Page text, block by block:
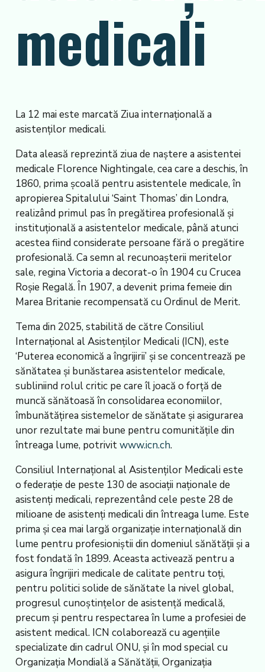
medicali
La 12 mai este marcată Ziua internațională a
asistenților medicali.
Data aleasă reprezintă ziua de naștere a asistentei
medicale Florence Nightingale, cea care a deschis, în
1860, prima școală pentru asistentele medicale, în
apropierea Spitalului ‘Saint Thomas’ din Londra,
realizând primul pas în pregătirea profesională și
instituțională a asistentelor medicale, până atunci
acestea fiind considerate persoane fără o pregătire
profesională. Ca semn al recunoașterii meritelor
sale, regina Victoria a decorat-o în 1904 cu Crucea
Roșie Regală. În 1907, a devenit prima femeie din
Marea Britanie recompensată cu Ordinul de Merit.
Tema din 2025, stabilită de către Consiliul
Internațional al Asistenților Medicali (ICN), este
‘Puterea economică a îngrijirii’ și se concentrează pe
sănătatea și bunăstarea asistentelor medicale,
subliniind rolul critic pe care îl joacă o forță de
muncă sănătoasă în consolidarea economiilor,
îmbunătățirea sistemelor de sănătate și asigurarea
unor rezultate mai bune pentru comunitățile din
întreaga lume, potrivitwww.icn.ch.
Consiliul Internațional al Asistenților Medicali este
o federație de peste 130 de asociații naționale de
asistenți medicali, reprezentând cele peste 28 de
milioane de asistenți medicali din întreaga lume. Este
prima și cea mai largă organizație internațională din
lume pentru profesioniștii din domeniul sănătății și a
fost fondată în 1899. Aceasta activează pentru a
asigura îngrijiri medicale de calitate pentru toți,
pentru politici solide de sănătate la nivel global,
progresul cunoștințelor de asistență medicală,
precum și pentru respectarea în lume a profesiei de
asistent medical. ICN colaborează cu agențiile
specializate din cadrul ONU, și în mod special cu
Organizația Mondială a Sănătății, Organizația